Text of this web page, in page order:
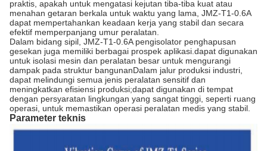
praktis, apakah untuk mengatasi kejutan tiba-tiba kuat atau
menahan getaran berkala untuk waktu yang lama, JMZ-T1-0.6A
dapat mempertahankan keadaan kerja yang stabil dan secara
efektif memperpanjang umur peralatan.
Dalam bidang sipil, JMZ-T1-0.6A pengisolator penghapusan
gesekan juga memiliki berbagai prospek aplikasi.dapat digunakan
untuk isolasi mesin dan peralatan besar untuk mengurangi
dampak pada struktur bangunanDalam jalur produksi industri,
dapat melindungi semua jenis peralatan sensitif dan
meningkatkan efisiensi produksi;dapat digunakan di tempat
dengan persyaratan lingkungan yang sangat tinggi, seperti ruang
operasi, untuk memastikan operasi peralatan medis yang stabil.
Parameter teknis